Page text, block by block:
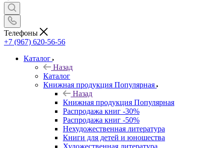
Телефоны
+7 (967) 620-56-56
Каталог
Назад
Каталог
Книжная продукция Популярная
Назад
Книжная продукция Популярная
Распродажа книг -30%
Распродажа книг -50%
Нехудожественная литература
Книги для детей и юношества
Художественная литература